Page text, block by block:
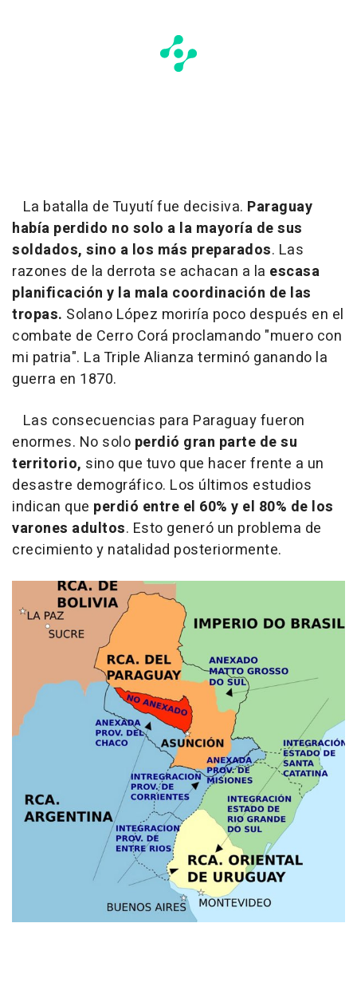
La batalla de Tuyutí fue decisiva. Paraguay
había perdido no solo a la mayoría de sus
soldados, sino a los más preparados. Las
razones de la derrota se achacan a la escasa
planificación y la mala coordinación de las
tropas. Solano López moriría poco después en el
combate de Cerro Corá proclamando "muero con
mi patria". La Triple Alianza terminó ganando la
guerra en 1870.
Las consecuencias para Paraguay fueron
enormes. No solo perdió gran parte de su
territorio, sino que tuvo que hacer frente a un
desastre demográfico. Los últimos estudios
indican que perdió entre el 60% y el 80% de los
varones adultos. Esto generó un problema de
crecimiento y natalidad posteriormente.